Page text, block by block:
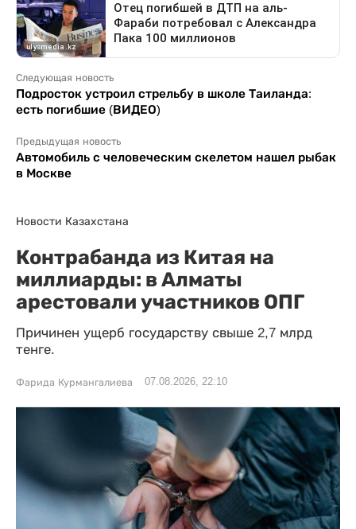
Следующая новость
Подросток устроил стрельбу в школе Таиланда:
есть погибшие (ВИДЕО)
Предыдущая новость
Автомобиль с человеческим скелетом нашел рыбак
в Москве
Новости Казахстана
Контрабанда из Китая на
миллиарды: в Алматы
арестовали участников ОПГ
Причинен ущерб государству свыше 2,7 млрд
тенге.
Фарида Курмангалиева 07.08.2026, 22:10